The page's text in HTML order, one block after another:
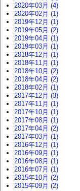
2020年03月 (4)
2020年02月 (1)
2019年12月 (1)
2019年05月 (2)
2019年04月 (1)
2019年03月 (1)
2018年12月 (1)
2018年11月 (1)
2018年10月 (2)
2018年04月 (2)
2018年02月 (1)
2017年12月 (3)
2017年11月 (1)
2017年10月 (1)
2017年08月 (1)
2017年04月 (2)
2017年03月 (1)
2016年12月 (1)
2016年09月 (1)
2016年08月 (1)
2016年07月 (1)
2015年10月 (2)
2015年09月 (2)